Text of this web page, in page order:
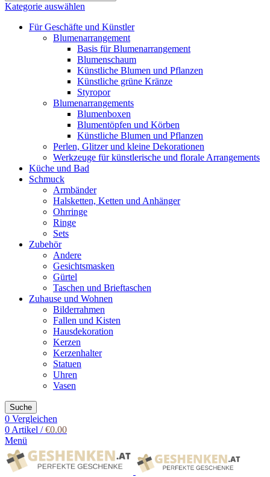
Kategorie auswählen
Für Geschäfte und Künstler
Blumenarrangement
Basis für Blumenarrangement
Blumenschaum
Künstliche Blumen und Pflanzen
Künstliche grüne Kränze
Styropor
Blumenarrangements
Blumenboxen
Blumentöpfen und Körben
Künstliche Blumen und Pflanzen
Perlen, Glitzer und kleine Dekorationen
Werkzeuge für künstlerische und florale Arrangements
Küche und Bad
Schmuck
Armbänder
Halsketten, Ketten und Anhänger
Ohrringe
Ringe
Sets
Zubehör
Andere
Gesichtsmasken
Gürtel
Taschen und Brieftaschen
Zuhause und Wohnen
Bilderrahmen
Fallen und Kisten
Hausdekoration
Kerzen
Kerzenhalter
Statuen
Uhren
Vasen
Suche
0 Vergleichen
0 Artikel / €0.00
Menü